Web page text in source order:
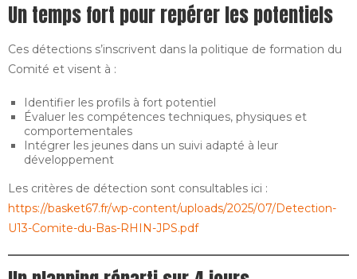
Un temps fort pour repérer les potentiels
Ces détections s’inscrivent dans la politique de formation du
Comité et visent à :
Identifier les profils à fort potentiel
Évaluer les compétences techniques, physiques et
comportementales
Intégrer les jeunes dans un suivi adapté à leur
développement
Les critères de détection sont consultables ici :
https://basket67.fr/wp-content/uploads/2025/07/Detection-
U13-Comite-du-Bas-RHIN-JPS.pdf